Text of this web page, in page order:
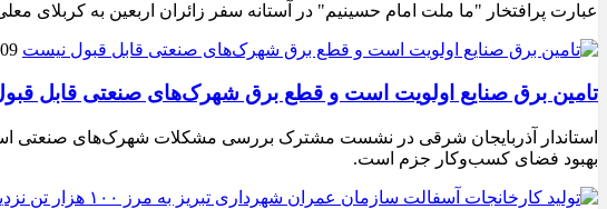
عبارت پرافتخار "ما ملت امام حسینیم" در آستانه سفر زائران اربعین به کربلای
09 مرداد 1405
تامین برق صنایع اولویت است و قطع برق شهرک‌های صنعتی قابل
استاندار آذربایجان شرقی در نشست مشترک بررسی مشکلات شهرک‌های صنعتی
بهبود فضای کسب‌وکار جزم است.